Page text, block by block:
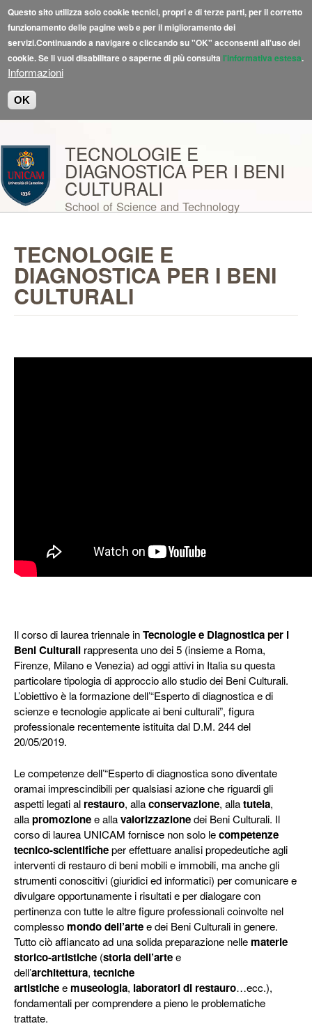
Questo sito utilizza solo cookie tecnici, propri e di terze parti, per il corretto
funzionamento delle pagine web e per il miglioramento dei
servizi.Continuando a navigare o cliccando su "OK" acconsenti all'uso dei
cookie. Se li vuoi disabilitare o saperne di più consulta l'informativa estesa.
Informazioni
OK
TECNOLOGIE E
DIAGNOSTICA PER I BENI
CULTURALI
School of Science and Technology
TECNOLOGIE E
DIAGNOSTICA PER I BENI
CULTURALI
Il corso di laurea triennale inTecnologie e Diagnostica per i
Beni Culturali rappresenta uno dei 5 (insieme a Roma,
Firenze, Milano e Venezia) ad oggi attivi in Italia su questa
particolare tipologia di approccio allo studio dei Beni Culturali.
L’obiettivo è la formazione dell’“Esperto di diagnostica e di
scienze e tecnologie applicate ai beni culturali”, figura
professionale recentemente istituita dal D.M. 244 del
20/05/2019.
Le competenze dell’“Esperto di diagnostica sono diventate
oramai imprescindibili per qualsiasi azione che riguardi gli
aspetti legati al restauro, allaconservazione, allatutela,
allapromozionee allavalorizzazionedei Beni Culturali. Il
corso di laurea UNICAM fornisce non solo lecompetenze
tecnico-scientificheper effettuare analisi propedeutiche agli
interventi di restauro di beni mobili e immobili, ma anche gli
strumenti conoscitivi (giuridici ed informatici) per comunicare e
divulgare opportunamente i risultati e per dialogare con
pertinenza con tutte le altre figure professionali coinvolte nel
complesso mondo dell’artee dei Beni Culturali in genere.
Tutto ciò affiancato ad una solida preparazione nelle materie
storico-artistiche (storia dell’artee
dell’architettura, tecniche
artistichee museologia, laboratori di restauro…ecc.),
fondamentali per comprendere a pieno le problematiche
trattate.